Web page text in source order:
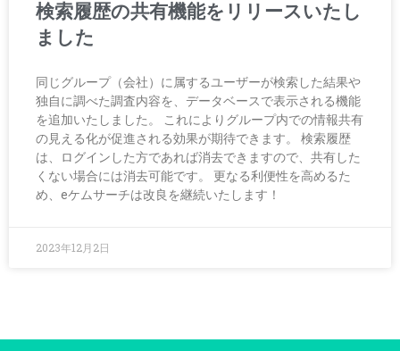
検索履歴の共有機能をリリースいたし
ました
同じグループ（会社）に属するユーザーが検索した結果や
独自に調べた調査内容を、データベースで表示される機能
を追加いたしました。 これによりグループ内での情報共有
の見える化が促進される効果が期待できます。 検索履歴
は、ログインした方であれば消去できますので、共有した
くない場合には消去可能です。 更なる利便性を高めるた
め、eケムサーチは改良を継続いたします！
2023年12月2日